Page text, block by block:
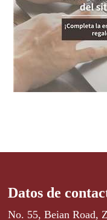
Datos de
No. 55, Beian Road,